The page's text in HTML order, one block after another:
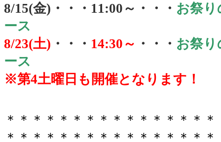
8/15(金)・・・11:00～・・・ お祭
ース
8/23(土) ・・・ 14:30～ ・・・ お祭
ース
※第4土曜日も開催となります！
＊＊＊＊＊＊＊＊＊＊＊＊＊＊＊
＊＊＊＊＊＊＊＊＊＊＊＊＊＊＊＊